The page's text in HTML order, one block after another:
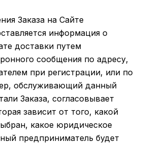
Заказа на Сайте
информация о
доставки путем
сообщения по адресу,
при регистрации, или по
обслуживающий данный
Заказа, согласовывает
зависит от того, какой
какое юридическое
предприниматель будет